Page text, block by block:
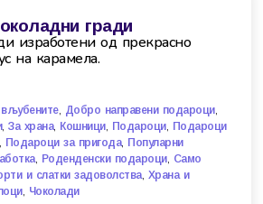
гради
изработени од прекрасно
на карамела.
, Добро направени подароци,
,За храна, Кошници, Подароци, Подароци
Подароци за пригода, Популарни
, Роденденски подароци, Само
и слатки задоволства, Храна и
, Чоколади